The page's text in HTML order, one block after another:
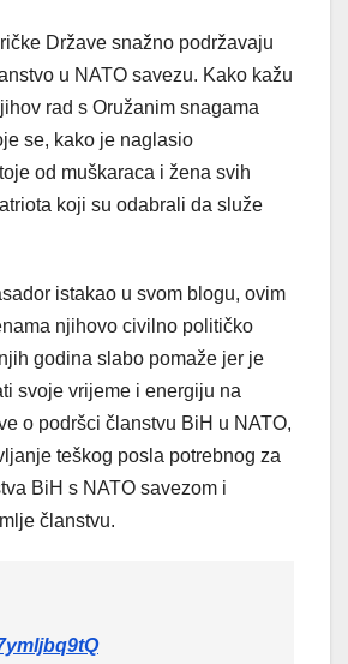
Države snažno podržavaju
u NATO savezu. Kako kažu
rad s Oružanim snagama
se, kako je naglasio
od muškaraca i žena svih
koji su odabrali da služe
istakao u svom blogu, ovim
njihovo civilno političko
godina slabo pomaže jer je
svoje vrijeme i energiju na
o podršci članstvu BiH u NATO,
teškog posla potrebnog za
BiH s NATO savezom i
članstvu.